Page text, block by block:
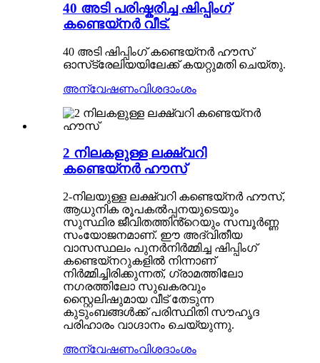
40 അടി പരിഷ്കരിച്ച ഷിപ്പിംഗ്
കണ്ടെയ്നർ വീട്.
40 അടി ഷിപ്പിംഗ് കണ്ടെയ്‌നർ ഹൗസ്
ഓസ്‌ട്രേലിയയിലേക്ക് കയറ്റുമതി ചെയ്തു.
അന്വേഷണംവിശദാംശം
2 നിലകളുള്ള ലക്ഷ്വറി
കണ്ടെയ്‌നർ ഹൗസ്
2-നിലയുള്ള ലക്ഷ്വറി കണ്ടെയ്‌നർ ഹൗസ്,
ആധുനിക രൂപകൽപ്പനയുടെയും
സുസ്ഥിര ജീവിതത്തിൻ്റെയും സമ്പൂർണ്ണ
സംയോജനമാണ്. ഈ അദ്വിതീയ
വാസസ്ഥലം പുനർനിർമ്മിച്ച ഷിപ്പിംഗ്
കണ്ടെയ്‌നറുകളിൽ നിന്നാണ്
നിർമ്മിച്ചിരിക്കുന്നത്, ഗ്രാമത്തിലോ
നഗരത്തിലോ സുഖകരവും
സ്റ്റൈലിഷുമായ വീട് തേടുന്ന
കുടുംബങ്ങൾക്ക് പരിസ്ഥിതി സൗഹൃദ
പരിഹാരം വാഗ്ദാനം ചെയ്യുന്നു.
അന്വേഷണംവിശദാംശം